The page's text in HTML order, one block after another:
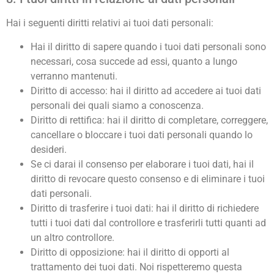
Hai i seguenti diritti relativi ai tuoi dati personali:
Hai il diritto di sapere quando i tuoi dati personali sono
necessari, cosa succede ad essi, quanto a lungo
verranno mantenuti.
Diritto di accesso: hai il diritto ad accedere ai tuoi dati
personali dei quali siamo a conoscenza.
Diritto di rettifica: hai il diritto di completare, correggere,
cancellare o bloccare i tuoi dati personali quando lo
desideri.
Se ci darai il consenso per elaborare i tuoi dati, hai il
diritto di revocare questo consenso e di eliminare i tuoi
dati personali.
Diritto di trasferire i tuoi dati: hai il diritto di richiedere
tutti i tuoi dati dal controllore e trasferirli tutti quanti ad
un altro controllore.
Diritto di opposizione: hai il diritto di opporti al
trattamento dei tuoi dati. Noi rispetteremo questa